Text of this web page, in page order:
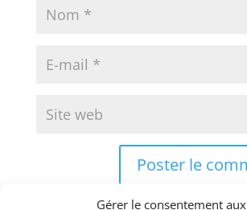
Gérer le consentement aux